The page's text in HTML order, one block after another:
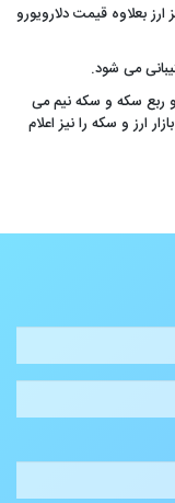
بعلاوه قیمت دلارویورو
می شود.
و ربع سکه و سکه نیم می
ارز و سکه را نیز اعلام